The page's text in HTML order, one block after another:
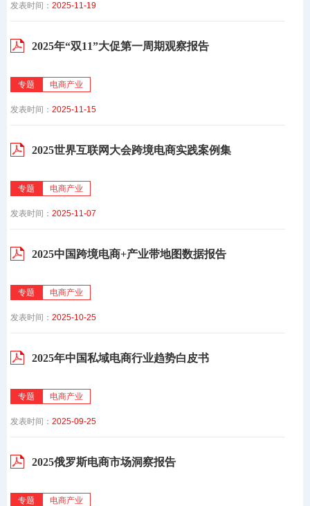
发表时间： 2025-11-19
2025年“双11”大促第一周期观察报告
专题 电商产业
发表时间： 2025-11-15
2025世界互联网大会跨境电商实践案例集
专题 电商产业
发表时间： 2025-11-07
2025中国跨境电商+产业带地图数据报告
专题 电商产业
发表时间： 2025-10-25
2025年中国私域电商行业趋势白皮书
专题 电商产业
发表时间： 2025-09-25
2025俄罗斯电商市场洞察报告
专题 电商产业